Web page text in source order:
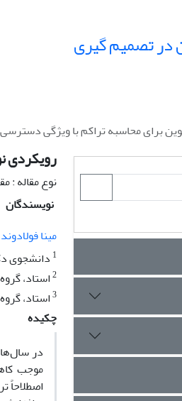
تصمیم گیری
برای محاسبه تراکم با ویژگی
رویکردی
نوع مقاله :
نویسندگان
مینا فولادوند
1 دانشجوی
2استاد،
3استاد،
چکیده
در
موجب